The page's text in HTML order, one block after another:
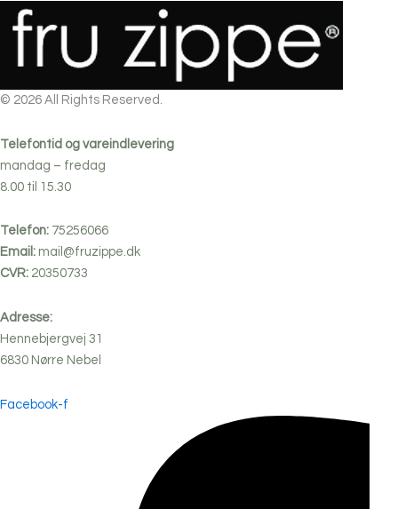
© 2026 All Rights Reserved.
Telefontid og vareindlevering
mandag – fredag
8.00 til 15.30
Telefon: 75256066
Email: mail@fruzippe.dk
CVR: 20350733
Adresse:
Hennebjergvej 31
6830 Nørre Nebel
Facebook-f